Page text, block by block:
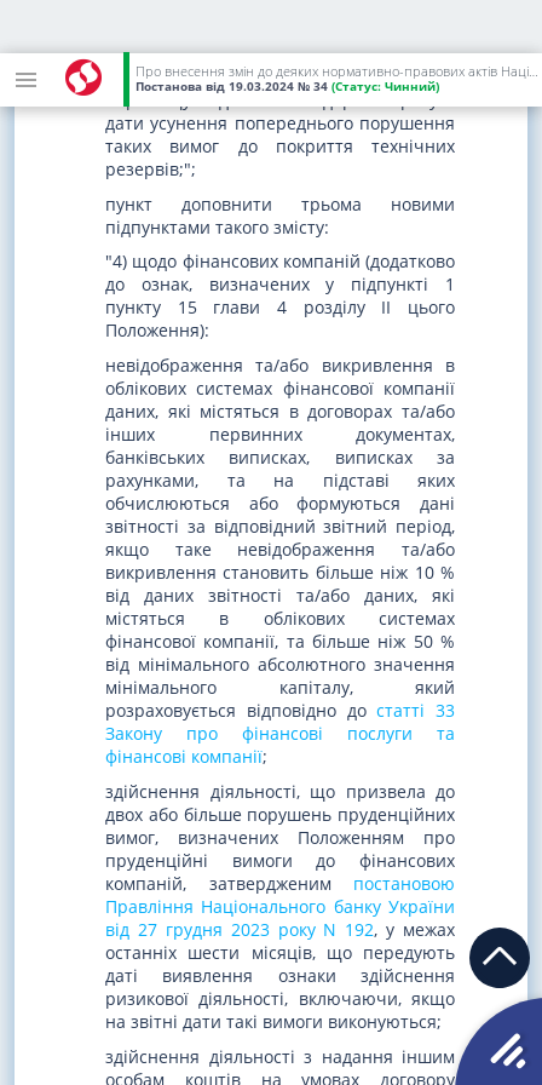
Про внесення змін до деяких нормативно-правових актів Національного банку України
Постанова від 19.03.2024 № 34 (Статус: Чинний)
розмірі, що перевищує 10 % технічних
резервів, протягом строку, що не
перевищує одного календарного року з
дати усунення попереднього порушення
таких вимог до покриття технічних
резервів;";
пункт доповнити трьома новими
підпунктами такого змісту:
"4) щодо фінансових компаній (додатково
до ознак, визначених у підпункті 1
пункту 15 глави 4 розділу II цього
Положення):
невідображення та/або викривлення в
облікових системах фінансової компанії
даних, які містяться в договорах та/або
інших первинних документах,
банківських виписках, виписках за
рахунками, та на підставі яких
обчислюються або формуються дані
звітності за відповідний звітний період,
якщо таке невідображення та/або
викривлення становить більше ніж 10 %
від даних звітності та/або даних, які
містяться в облікових системах
фінансової компанії, та більше ніж 50 %
від мінімального абсолютного значення
мінімального капіталу, який
розраховується відповідно достатті 33
Закону про фінансові послуги та
фінансові компанії;
здійснення діяльності, що призвела до
двох або більше порушень пруденційних
вимог, визначених Положенням про
пруденційні вимоги до фінансових
компаній, затвердженим постановою
Правління Національного банку України
від 27 грудня 2023 року N 192, у межах
останніх шести місяців, що передують
даті виявлення ознаки здійснення
ризикової діяльності, включаючи, якщо
на звітні дати такі вимоги виконуються;
здійснення діяльності з надання іншим
особам коштів на умовах договору